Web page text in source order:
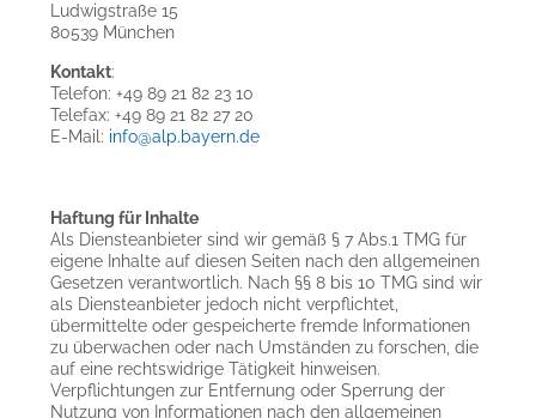
Ludwigstraße 15
80539 München
Kontakt:
Telefon: +49 89 21 82 23 10
Telefax: +49 89 21 82 27 20
E-Mail: info@alp.bayern.de
Haftung für Inhalte
Als Diensteanbieter sind wir gemäß § 7 Abs.1 TMG für
eigene Inhalte auf diesen Seiten nach den allgemeinen
Gesetzen verantwortlich. Nach §§ 8 bis 10 TMG sind wir
als Diensteanbieter jedoch nicht verpflichtet,
übermittelte oder gespeicherte fremde Informationen
zu überwachen oder nach Umständen zu forschen, die
auf eine rechtswidrige Tätigkeit hinweisen.
Verpflichtungen zur Entfernung oder Sperrung der
Nutzung von Informationen nach den allgemeinen